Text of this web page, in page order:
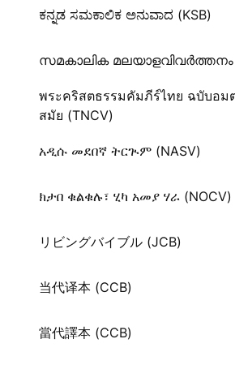
ಕನ್ನಡ ಸಮಕಾಲಿಕ ಅನುವಾದ (KSB)
സമകാലിക മലയാളവിവർത്തനം
พระคริสตธรรมคัมภีร์ไทย ฉบับอม
สมัย (TNCV)
አዲሱ መደበኛ ትርጒም (NASV)
ክታበ ቁልቁሉ፣ ሂካ አመያ ሃራ (NOCV)
リビングバイブル (JCB)
当代译本 (CCB)
當代譯本 (CCB)